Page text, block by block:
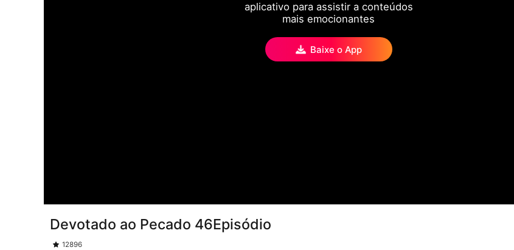
aplicativo para assistir a conteúdos
mais emocionantes
Baixe o App
Devotado ao Pecado 46Episódio
12896